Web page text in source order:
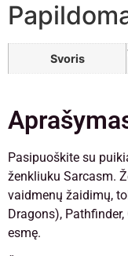
Svoris
Pasipuoškite su
ženkliuku Sarcasm.
vaidmenų žaidimų,
Dragons),
esmę.